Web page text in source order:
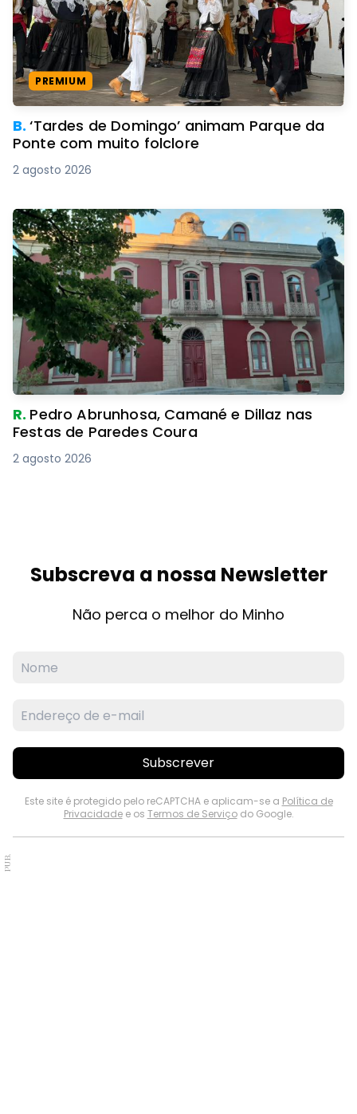
PREMIUM
B.‘Tardes de Domingo’ animam Parque da
Ponte com muito folclore
2 agosto 2026
R. Pedro Abrunhosa, Camané e Dillaz nas
Festas de Paredes Coura
2 agosto 2026
Subscreva a nossa Newsletter
Não perca o melhor do Minho
Subscrever
Este site é protegido pelo reCAPTCHA e aplicam-se a Política de
Privacidadee os Termos de Serviçodo Google.
PUB.